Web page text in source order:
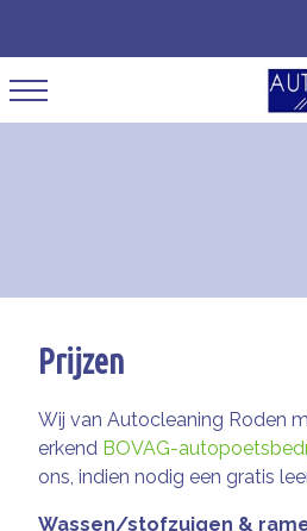
Prijzen
Wij van Autocleaning Roden
erkend BOVAG-
ons, indien nodig een gratis
Wassen/stofzuigen &